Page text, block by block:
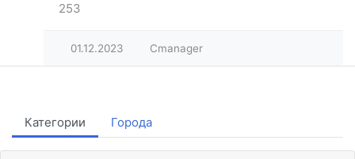
253
01.12.2023 Cmanager
Категории Города